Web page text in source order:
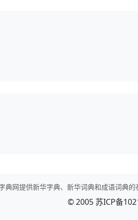
典网提供新华字典、新华词典和成语词典
© 2005 苏ICP备